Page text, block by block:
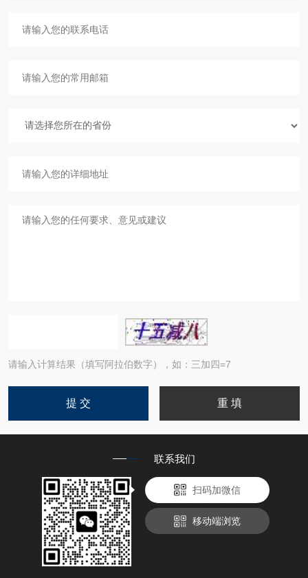
请输入计算结果（填写阿拉伯数字），如：三加四=7
联系我们
扫码加微信
移动端浏览